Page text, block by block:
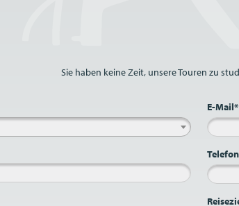
Sie haben keine Zeit, unsere Touren zu
E-Mail*